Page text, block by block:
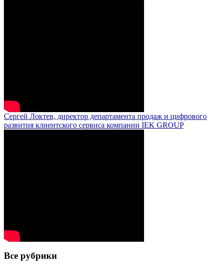
Сергей Локтев, директор департамента продаж и цифрового
развития клиентского сервиса компании IEK GROUP
Все рубрики